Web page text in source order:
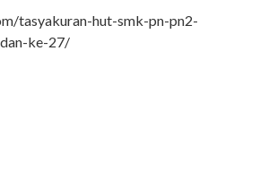
tasyakuran-hut-smk-pn-pn2-
ke-27/